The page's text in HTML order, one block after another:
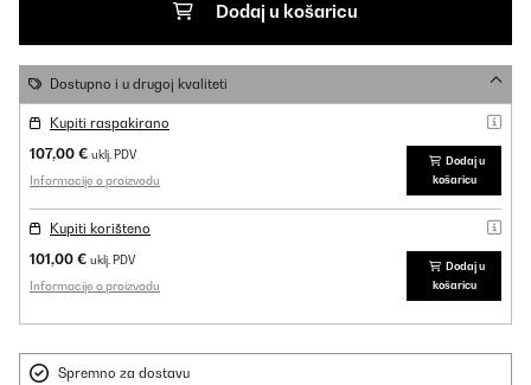
Dodaj u košaricu
Dostupno i u drugoj kvaliteti
Kupiti raspakirano
107,00 € uklj. PDV
Informacije o proizvodu
Dodaj u
košaricu
Kupiti korišteno
101,00 € uklj. PDV
Informacije o proizvodu
Dodaj u
košaricu
Spremno za dostavu